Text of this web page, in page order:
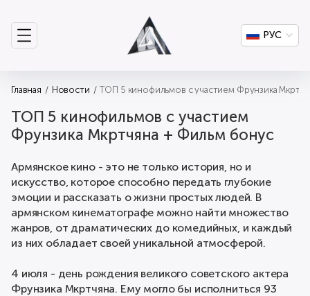
РУС
Главная Новости ТОП 5 кинофильмов с участием Фрунзика
ТОП 5 кинофильмов с участием
Фрунзика Мкртчяна + Фильм бонус
Армянское кино - это не только история, но и
искусство, которое способно передать глубокие
эмоции и рассказать о жизни простых людей. В
армянском кинематографе можно найти множество
жанров, от драматических до комедийных, и каждый
из них обладает своей уникальной атмосферой.
4 июля - день рождения великого советского актера
Фрунзика Мкртчяна. Ему могло бы исполниться 93